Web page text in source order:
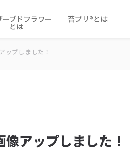
ーブドフラワー
とは
苔プリ®とは
ップしました！
アップしました！